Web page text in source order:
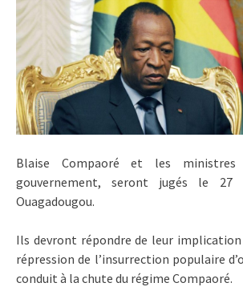
Blaise Compaoré et les
gouvernement, seront jugés le 27
Ouagadougou.
Ils devront répondre de leur implication
répression de l’insurrection populaire
conduit à la chute du régime Compaoré.